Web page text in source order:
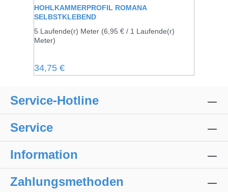
HOHLKAMMERPROFIL ROMANA
SELBSTKLEBEND
5 Laufende(r) Meter (6,95 € / 1 Laufende(r)
Meter)
Regulärer Preis:
34,75 €
Service-Hotline
Service
Information
Zahlungsmethoden